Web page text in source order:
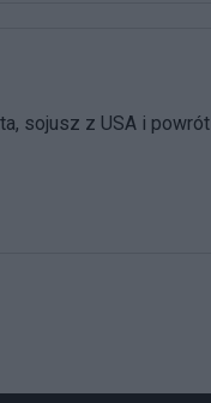
sojusz z USA i powrót